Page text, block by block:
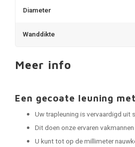
Diameter
Wanddikte
Meer info
Een gecoate leuning
Uw trapleuning is vervaardigd uit
Dit doen onze ervaren
U kunt tot op de millimeter